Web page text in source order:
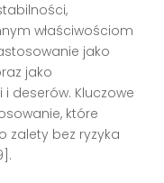
właściwościom
jako
jako
deserów. Kluczowe
które
zalety bez ryzyka